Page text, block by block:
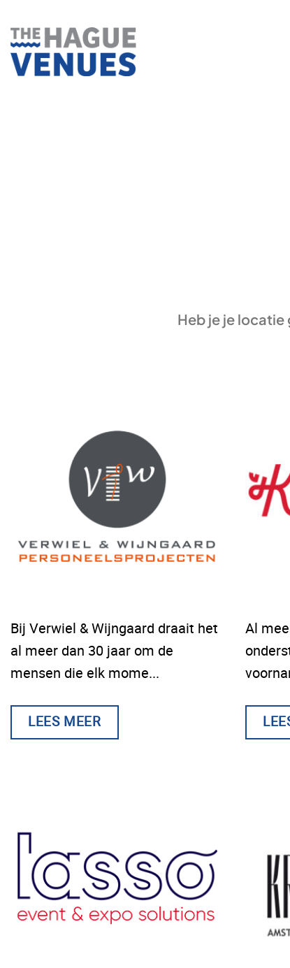
naar
inhoud
Heb je je locatie
Bij Verwiel & Wijngaard draait het
al meer dan 30 jaar om de
mensen die elk mome...
LEES MEER
Al